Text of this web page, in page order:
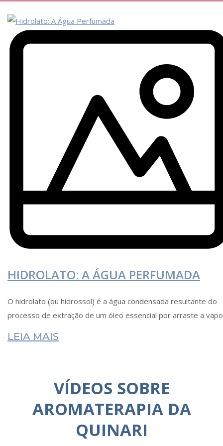
HIDROLATO: A ÁGUA PERFUMADA
O hidrolato (ou hidrossol) é a água condensada resultante do
processo de extração de um óleo essencial por arraste a
LEIA MAIS
VÍDEOS SOBRE
AROMATERAPIA DA
QUINARI